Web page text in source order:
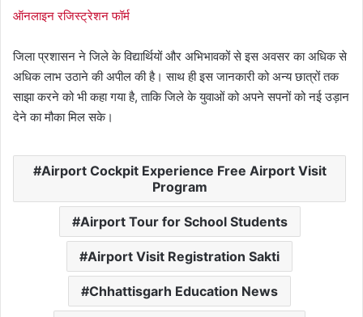
ऑनलाइन रजिस्ट्रेशन फॉर्म
जिला प्रशासन ने जिले के विद्यार्थियों और अभिभावकों से इस अवसर का अधिक से
अधिक लाभ उठाने की अपील की है। साथ ही इस जानकारी को अन्य छात्रों तक
साझा करने को भी कहा गया है, ताकि जिले के युवाओं को अपने सपनों को नई उड़ान
देने का मौका मिल सके।
Airport Cockpit Experience Free Airport Visit
Program
Airport Tour for School Students
Airport Visit Registration Sakti
Chhattisgarh Education News